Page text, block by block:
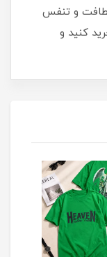
لطافت و تنفس
کنید و